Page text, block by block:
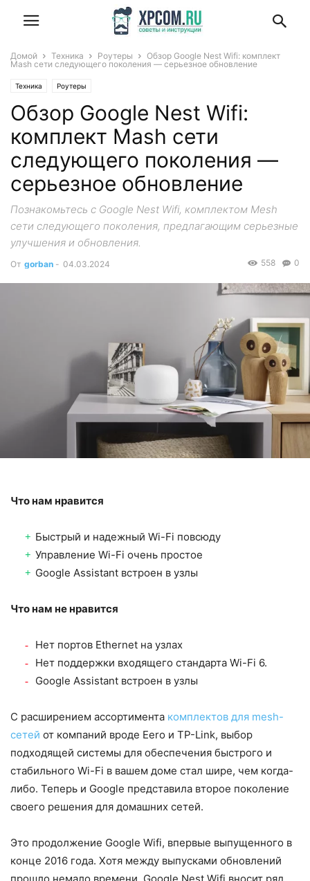
Домой Техника Роутеры
Обзор Google Nest Wifi: комплект
Mash сети следующего поколения — серьезное обновление
Техника Роутеры
Обзор Google Nest Wifi:
комплект Mash сети
следующего поколения —
серьезное обновление
Познакомьтесь с Google Nest Wifi, комплектом Mesh
сети следующего поколения, предлагающим серьезные
улучшения и обновления.
От gorban - 04.03.2024 0
558
Что нам нравится
Быстрый и надежный Wi-Fi повсюду
Управление Wi-Fi очень простое
Google Assistant встроен в узлы
Что нам не нравится
Нет портов Ethernet на узлах
Нет поддержки входящего стандарта Wi-Fi 6.
Google Assistant встроен в узлы
С расширением ассортимента комплектов для mesh-
сетей от компаний вроде Eero и TP-Link, выбор
подходящей системы для обеспечения быстрого и
стабильного Wi-Fi в вашем доме стал шире, чем когда-
либо. Теперь и Google представила второе поколение
своего решения для домашних сетей.
Это продолжение Google Wifi, впервые выпущенного в
конце 2016 года. Хотя между выпусками обновлений
прошло немало времени, Google Nest Wifi вносит ряд